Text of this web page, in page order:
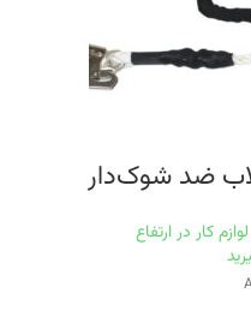
ضد شوک‌دار
لوازم کار در ارتفاع